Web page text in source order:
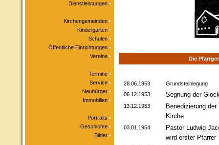
Dienstleistungen •
Kirchengemeinden •
Kindergärten •
Schulen •
Öffentliche Einrichtungen •
Vereine •
Termine •
Service •
Neubürger •
Immobilien •
Portraits •
Geschichte •
Bilder •
Die
28.06.1953
Grundsteinlegung
06.12.1953
Segnung der
13.12.1953
Benedizierung der
Kirche
03.01.1954
Pastor Ludwig
wird erster Pfarrer